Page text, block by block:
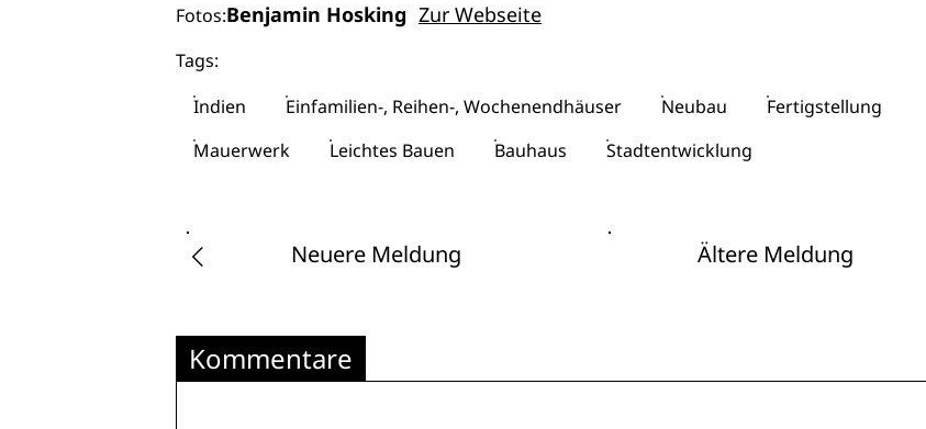
Fotos:Benjamin Hosking Zur Webseite
Tags:
Indien
Einfamilien-, Reihen-, Wochenendhäuser Neubau
Fertigstellung
Mauerwerk
Leichtes Bauen Bauhaus Stadtentwicklung
Neuere Meldung Ältere Meldung
Kommentare